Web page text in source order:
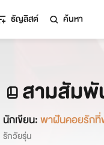
ธัญลิสต์ ค้นหา
สามสัมพั
นักเขียน:พาฝันคอยรัก
รักวัยรุ่น